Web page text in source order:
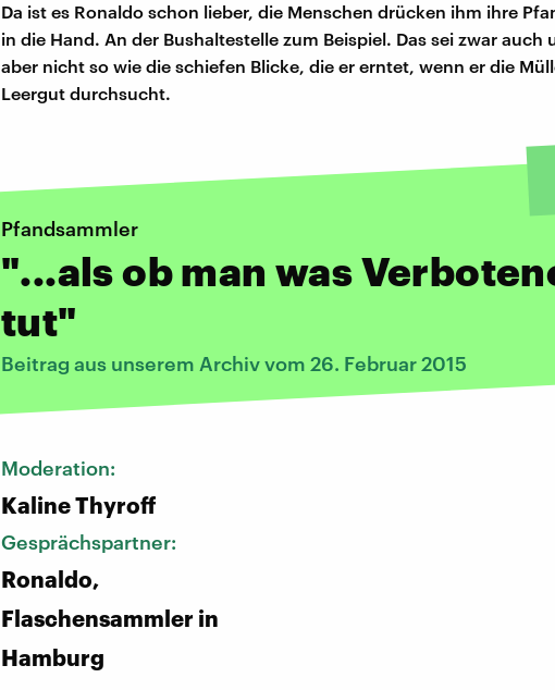
Da ist es Ronaldo schon lieber, die Menschen drücken ihm ihre
in die Hand. An der Bushaltestelle zum Beispiel. Das sei zwar auch
aber nicht so wie die schiefen Blicke, die er erntet, wenn er die
Leergut durchsucht.
Pfandsammler
"...als ob man was
tut"
Beitrag aus unserem Archiv vom 26. Februar 2015
Moderation:
Kaline Thyroff
Gesprächspartner:
Ronaldo,
Flaschensammler in
Hamburg